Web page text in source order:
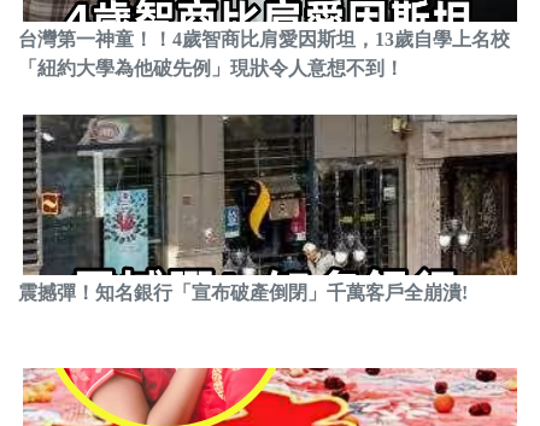
台灣第一神童！！4歲智商比肩愛因斯坦，13歲自學上名校
「紐約大學為他破先例」現狀令人意想不到！
震撼彈！知名銀行「宣布破產倒閉」千萬客戶全崩潰!